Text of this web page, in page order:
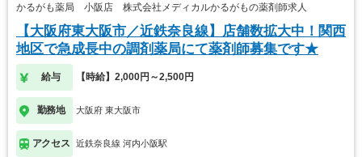
かるがも薬局 小阪店 株式会社メディカルかるがもの薬剤師求人
【大阪府東大阪市／近鉄奈良線】店舗数拡大中！関西
地区で急成長中の調剤薬局にて薬剤師募集です★
給与 【時給】2,000円～2,500円
勤務地 大阪府 東大阪市
アクセス 近鉄奈良線 河内小阪駅